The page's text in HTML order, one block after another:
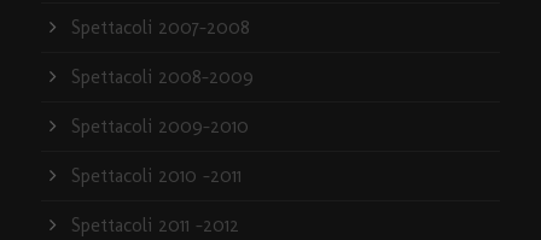
Spettacoli 2007-2008
Spettacoli 2008-2009
Spettacoli 2009-2010
Spettacoli 2010 -2011
Spettacoli 2011 -2012